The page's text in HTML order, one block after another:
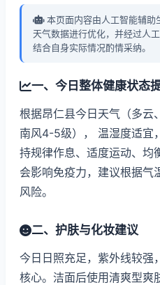
本页面内容由人工智能辅助
天气数据进行优化，并经过人
结合自身实际情况酌情采纳。
一、今日整体健康状态
根据昂仁县今日天气（多
南风4-5级）， 温湿度适宜
持规律作息、适度运动、均
会影响免疫力，建议根据气
风险。
二、护肤与化妆建议
今日日照充足，紫外线较强
核心。洁面后使用清爽型爽